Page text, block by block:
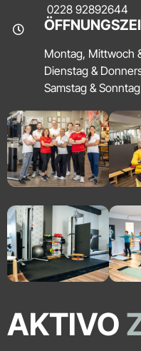
0228 92892644
Montag, Mittwoch
Dienstag &
Samstag &
AKTIVO